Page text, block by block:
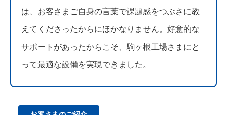
は、お客さまご自身の言葉で課題感をつぶさに教
えてくださったからにほかなりません。好意的な
サポートがあったからこそ、駒ヶ根工場さまにと
って最適な設備を実現できました。